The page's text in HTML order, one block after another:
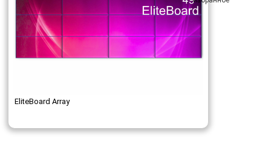
EliteBoard Array